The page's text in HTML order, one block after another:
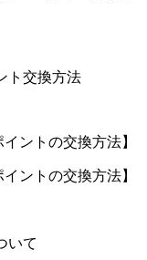
ト交換方法
ントの交換方法】
ントの交換方法】
いて